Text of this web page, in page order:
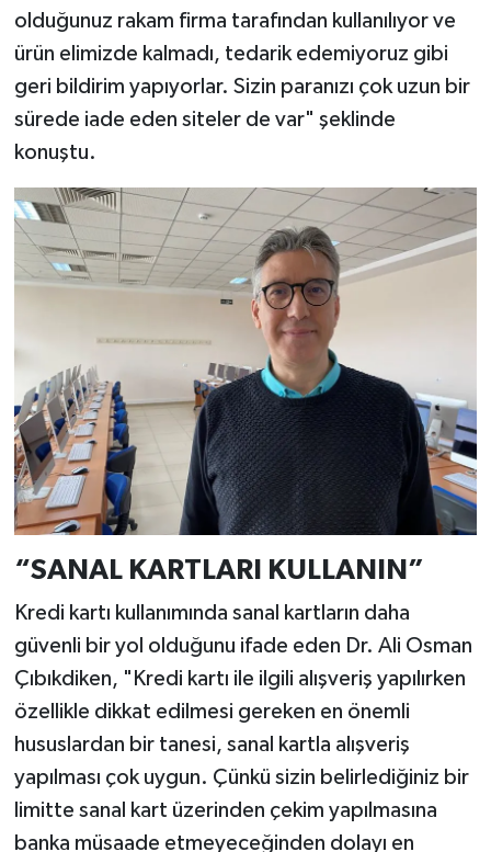
olduğunuz rakam firma tarafından kullanılıyor ve
ürün elimizde kalmadı, tedarik edemiyoruz gibi
geri bildirim yapıyorlar. Sizin paranızı çok uzun bir
sürede iade eden siteler de var" şeklinde
konuştu.
“SANAL KARTLARI KULLANIN”
Kredi kartı kullanımında sanal kartların daha
güvenli bir yol olduğunu ifade eden Dr. Ali Osman
Çıbıkdiken, "Kredi kartı ile ilgili alışveriş yapılırken
özellikle dikkat edilmesi gereken en önemli
hususlardan bir tanesi, sanal kartla alışveriş
yapılması çok uygun. Çünkü sizin belirlediğiniz bir
limitte sanal kart üzerinden çekim yapılmasına
banka müsaade etmeyeceğinden dolayı en